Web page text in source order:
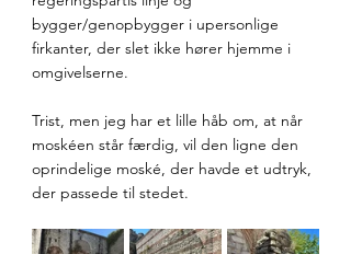
bygger/genopbygger i upersonlige
firkanter, der slet ikke hører hjemme i
omgivelserne.
Trist, men jeg har et lille håb om, at når
moskéen står færdig, vil den ligne den
oprindelige moské, der havde et udtryk,
der passede til stedet.